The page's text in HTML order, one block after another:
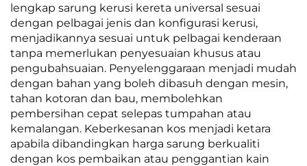
lengkap sarung kerusi kereta universal sesuai
dengan pelbagai jenis dan konfigurasi kerusi,
menjadikannya sesuai untuk pelbagai kenderaan
tanpa memerlukan penyesuaian khusus atau
pengubahsuaian. Penyelenggaraan menjadi mudah
dengan bahan yang boleh dibasuh dengan mesin,
tahan kotoran dan bau, membolehkan
pembersihan cepat selepas tumpahan atau
kemalangan. Keberkesanan kos menjadi ketara
apabila dibandingkan harga sarung berkualiti
dengan kos pembaikan atau penggantian kain